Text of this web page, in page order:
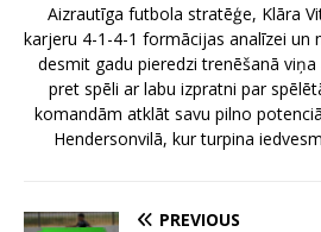
Aizrautīga futbola stratēģe, Klāra
karjeru 4-1-4-1 formācijas analīzei un
desmit gadu pieredzi trenēšanā
pret spēli ar labu izpratni par
komandām atklāt savu pilno
Hendersonvilā, kur turpina
PREVIOUS